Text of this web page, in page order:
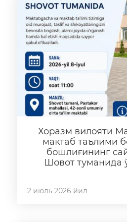
Хоразм вилояти
мактаб таълими
бошлиғининг
Шовот туманида
2 июль 2026 йил